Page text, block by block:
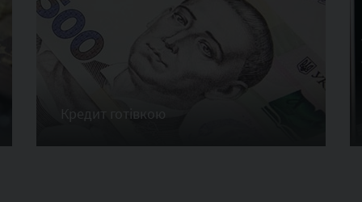
Кредит готівкою